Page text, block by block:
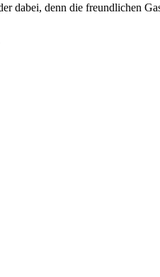
dabei, denn die freundlichen